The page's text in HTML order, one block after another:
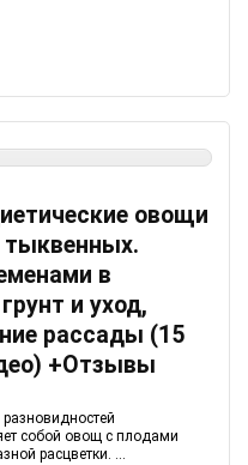
овощи
тыквенных.
в
и уход,
рассады (15
+Отзывы
собой овощ с плодами
расцветки. ...